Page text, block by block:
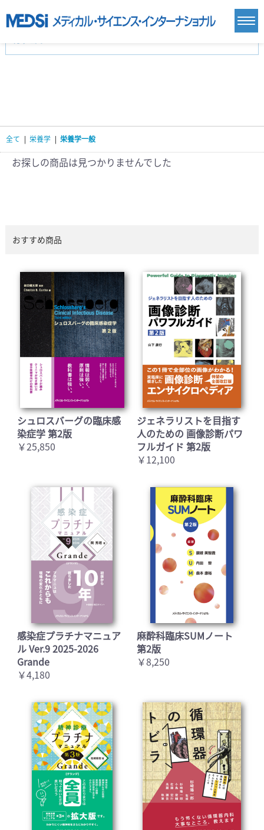
臨床医学:一般(359)
基礎医学(93)
看護学(21)
医療技術(16)
栄養学(0)
薬学(7)
全て | 栄養学 | 栄養学一般
お探しの商品は見つかりませんでした
おすすめ商品
シュロスバーグの臨床感
染症学 第2版
￥25,850
ジェネラリストを目指す
人のための 画像診断パワ
フルガイド 第2版
￥12,100
感染症プラチナマニュア
ル Ver.9 2025-2026
Grande
￥4,180
麻酔科臨床SUMノート
第2版
￥8,250